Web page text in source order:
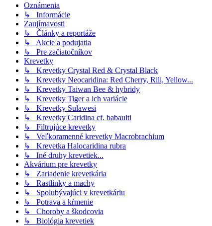
Oznámenia
↳ Informácie
Zaujímavosti
↳ Články a reportáže
↳ Akcie a podujatia
↳ Pre začiatočníkov
Krevetky
↳ Krevetky Crystal Red & Crystal Black
↳ Krevetky Neocaridina: Red Cherry, Rili, Yellow...
↳ Krevetky Taiwan Bee & hybridy
↳ Krevetky Tiger a ich variácie
↳ Krevetky Sulawesi
↳ Krevetky Caridina cf. babaulti
↳ Filtrujúce krevetky
↳ Veľkoramenné krevetky Macrobrachium
↳ Krevetka Halocaridina rubra
↳ Iné druhy krevetiek...
Akvárium pre krevetky
↳ Zariadenie krevetkária
↳ Rastlinky a machy
↳ Spolubývajúci v krevetkáriu
↳ Potrava a kŕmenie
↳ Choroby a škodcovia
↳ Biológia krevetiek